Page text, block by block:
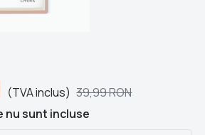
(TVA inclus) 39,99RON
nu sunt incluse